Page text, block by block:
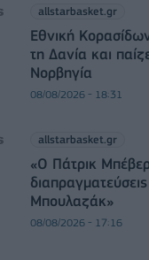
allstarbasket.gr
Εθνική
τη Δανία και
Νορβηγία
08/08/2026 - 18:31
allstarbasket.gr
«Ο Πάτρικ
Μπουλαζάκ»
08/08/2026 - 17:16